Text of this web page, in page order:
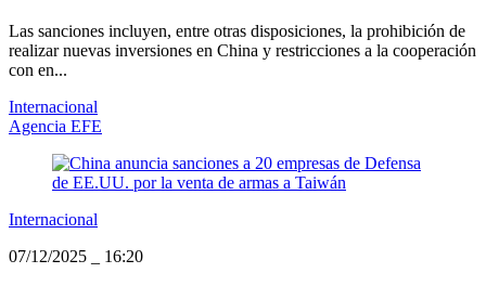
Las sanciones incluyen, entre otras disposiciones, la prohibición de
realizar nuevas inversiones en China y restricciones a la cooperación
con en...
Internacional
Agencia EFE
Internacional
07/12/2025
16:20